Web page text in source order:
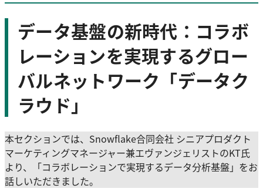
データ基盤の新時代：コラボ
レーションを実現するグロー
バルネットワーク「データク
ラウド」
本セクションでは、Snowflake合同会社 シニアプロダクト
マーケティングマネージャー兼エヴァンジェリストのKT氏
より、「コラボレーションで実現するデータ分析基盤」をお
話しいただきました。